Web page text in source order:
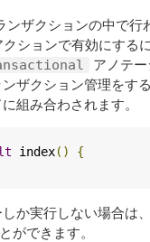
ンザクションの中で行
ションで有効にするに
アノテ
ザクション管理をす
組み合わされます。
index()
{
か実行しない場合は、
ができます。